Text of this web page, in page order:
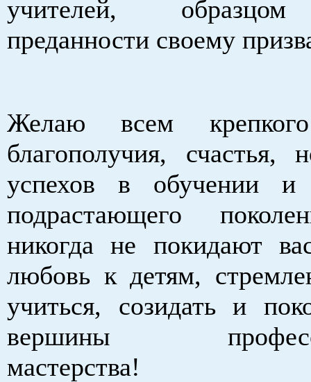
учителей,
преданности своему
Желаю всем
благополучия, счастья,
успехов в обучении и
подрастающего
никогда не покидают
любовь к детям,
учиться, созидать и
вершины
мастерства!